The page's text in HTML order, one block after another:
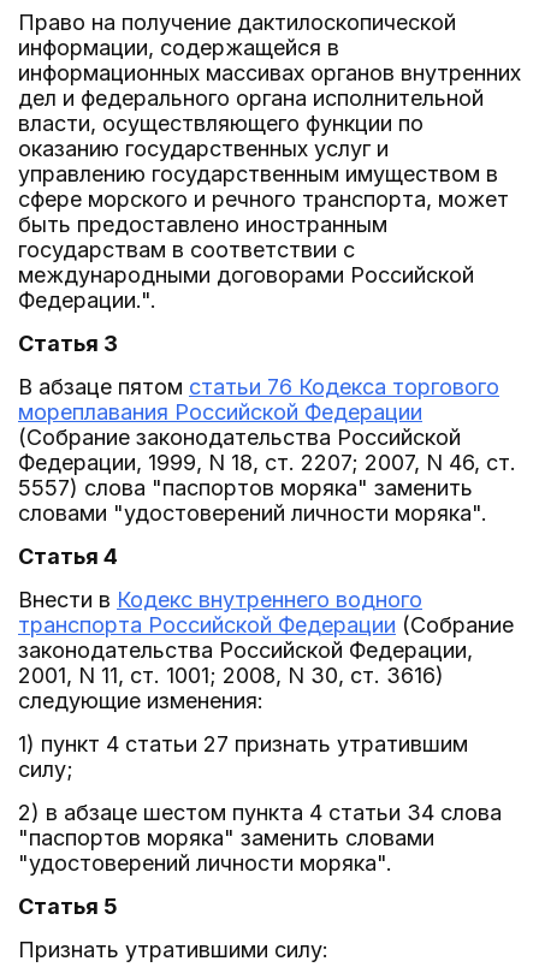
Право на получение дактилоскопической
информации, содержащейся в
информационных массивах органов внутренних
дел и федерального органа исполнительной
власти, осуществляющего функции по
оказанию государственных услуг и
управлению государственным имуществом в
сфере морского и речного транспорта, может
быть предоставлено иностранным
государствам в соответствии с
международными договорами Российской
Федерации.".
Статья 3
В абзаце пятом статьи 76 Кодекса торгового
мореплавания Российской Федерации
(Собрание законодательства Российской
Федерации, 1999, N 18, ст. 2207; 2007, N 46, ст.
5557) слова "паспортов моряка" заменить
словами "удостоверений личности моряка".
Статья 4
Внести в Кодекс внутреннего водного
транспорта Российской Федерации (Собрание
законодательства Российской Федерации,
2001, N 11, ст. 1001; 2008, N 30, ст. 3616)
следующие изменения:
1) пункт 4 статьи 27 признать утратившим
силу;
2) в абзаце шестом пункта 4 статьи 34 слова
"паспортов моряка" заменить словами
"удостоверений личности моряка".
Статья 5
Признать утратившими силу: